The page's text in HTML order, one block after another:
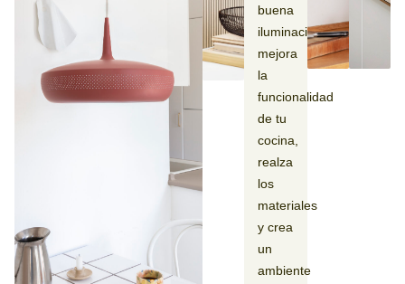
buena
iluminación
mejora
la
funcionalidad
de tu
cocina,
realza
los
materiales
y crea
un
ambiente